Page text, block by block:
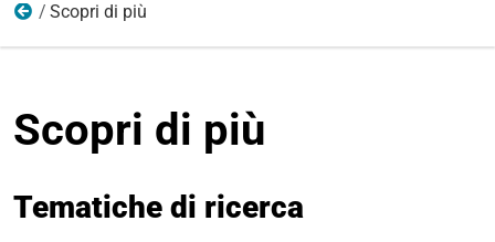
Metallurgia
Scopri di più
Scopri di più
Tematiche di ricerca